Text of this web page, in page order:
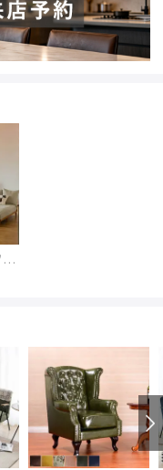
Cloud ソファ ソファーおしゃれ 1人掛け～3人掛け チェリー材フレーム 木製 北欧 おしゃれ 5カラー 自由レイアウト